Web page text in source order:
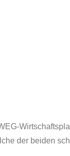
der beiden